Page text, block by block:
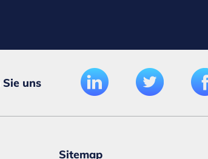
Sie uns
Sitemap